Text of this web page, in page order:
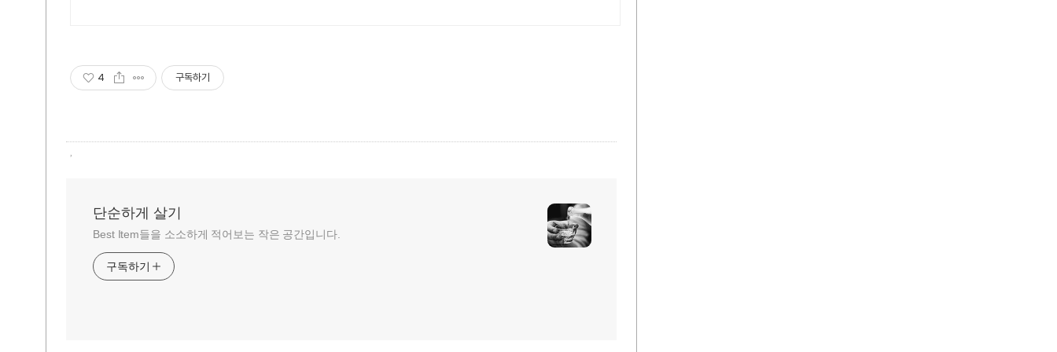
4 구독하기
단순하게 살기
Best Item들을 소소하게 적어보는 작은 공간입니다.
구독하기